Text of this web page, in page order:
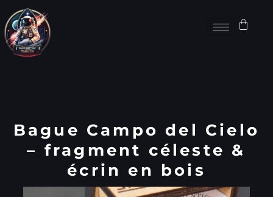
Bague Campo del Cielo
– fragment céleste &
écrin en bois